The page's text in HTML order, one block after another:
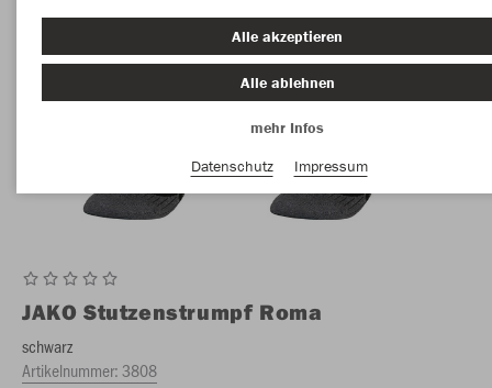
JAKO Stutzenstrumpf Roma
schwarz
Artikelnummer:3808
Alle akzeptieren
Alle ablehnen
mehr Infos
Datenschutz
Impressum